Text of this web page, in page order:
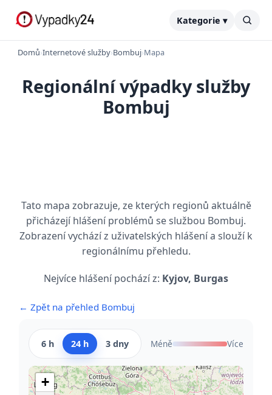
Kategorie ▾
Domů›Internetové služby›Bombuj›Mapa
Regionální výpadky služby
Bombuj
Tato mapa zobrazuje, ze kterých regionů aktuálně
přicházejí hlášení problémů se službou Bombuj.
Zobrazení vychází z uživatelských hlášení a slouží k
regionálnímu přehledu.
Nejvíce hlášení pochází z: Kyjov, Burgas
← Zpět na přehled Bombuj
6 h 24 h 3 dny Méně Více
+